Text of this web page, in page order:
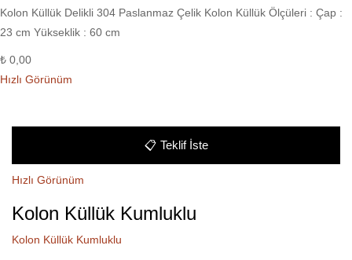
Kolon Küllük Delikli 304 Paslanmaz Çelik Kolon Küllük Ölçüleri : Çap :
23 cm Yükseklik : 60 cm
₺ 0,00
Hızlı Görünüm
📋 Teklif İste
Hızlı Görünüm
Kolon Küllük Kumluklu
Kolon Küllük Kumluklu